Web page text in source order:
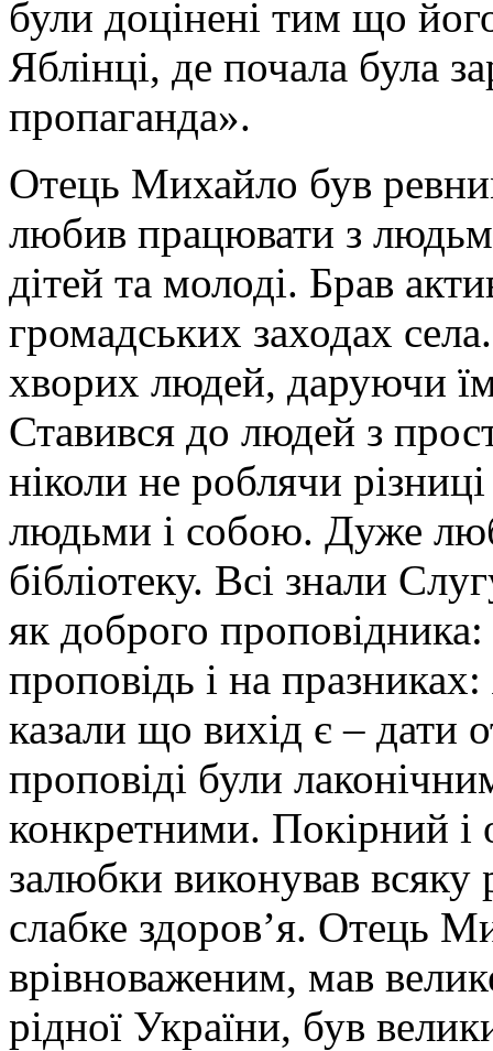
були доцінені тим що
Яблінці, де почала була
пропаганда».
Отець Михайло був
любив працювати з
дітей та молоді. Брав
громадських заходах
хворих людей, даруючи
Ставився до людей з
ніколи не роблячи
людьми і собою. Дуже
бібліотеку. Всі знали
як доброго
проповідь і на
казали що вихід є – дати
проповіді були
конкретними. Покірний
залюбки виконував
слабке здоров’я. Отець
врівноваженим, мав
рідної України, був